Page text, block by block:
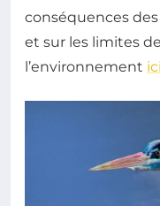
conséquences
et sur les limites
l’environnement ici